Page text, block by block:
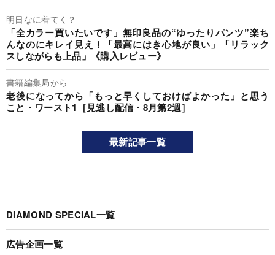
明日なに着てく？
「全カラー買いたいです」無印良品の“ゆったりパンツ”楽ち
んなのにキレイ見え！「最高にはき心地が良い」「リラック
スしながらも上品」《購入レビュー》
書籍編集局から
老後になってから「もっと早くしておけばよかった」と思う
こと・ワースト1［見逃し配信・8月第2週］
最新記事一覧
DIAMOND SPECIAL一覧
広告企画一覧